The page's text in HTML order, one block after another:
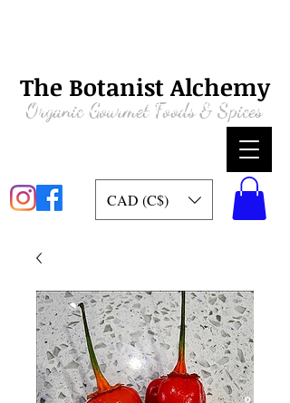
The Botanist Alchemy
Organic Gourmet Foods & Spices
CAD (C$)